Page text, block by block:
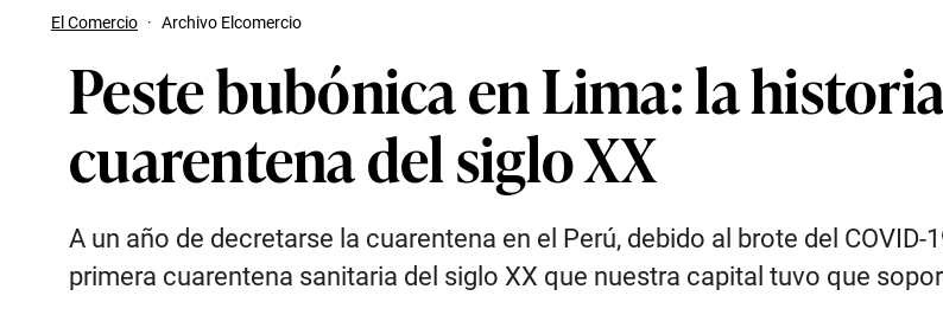
El Comercio · Archivo Elcomercio
Peste bubónica en Lima: la
cuarentena del siglo XX
A un año de decretarse la cuarentena en el Perú, debido al brote del
primera cuarentena sanitaria del siglo XX que nuestra capital tuvo que